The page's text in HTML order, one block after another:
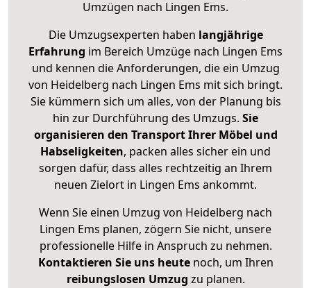
Umzügen nach Lingen Ems.
Die Umzugsexperten haben langjährige
Erfahrung im Bereich Umzüge nach Lingen Ems
und kennen die Anforderungen, die ein Umzug
von Heidelberg nach Lingen Ems mit sich bringt.
Sie kümmern sich um alles, von der Planung bis
hin zur Durchführung des Umzugs. Sie
organisieren den Transport Ihrer Möbel und
Habseligkeiten, packen alles sicher ein und
sorgen dafür, dass alles rechtzeitig an Ihrem
neuen Zielort in Lingen Ems ankommt.
Wenn Sie einen Umzug von Heidelberg nach
Lingen Ems planen, zögern Sie nicht, unsere
professionelle Hilfe in Anspruch zu nehmen.
Kontaktieren Sie uns heutenoch, um Ihren
reibungslosen Umzug zu planen.